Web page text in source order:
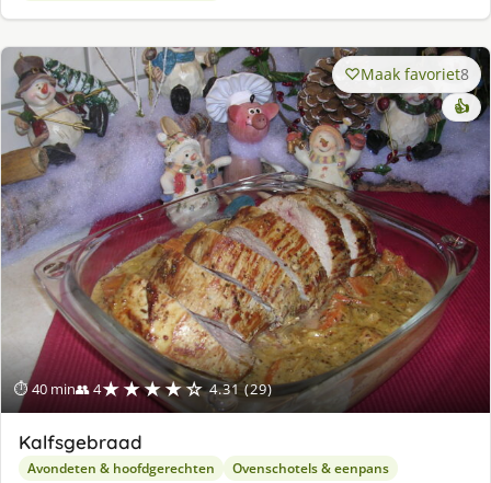
⏱ 40 min👥 4★★★★☆ 4.31 (29)
Maak favoriet8
👍
Kalfsgebraad
Avondeten & hoofdgerechten Ovenschotels & eenpans